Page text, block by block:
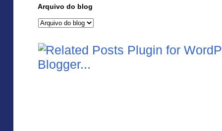
Arquivo do blog